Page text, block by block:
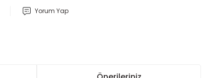
Yorum Yap